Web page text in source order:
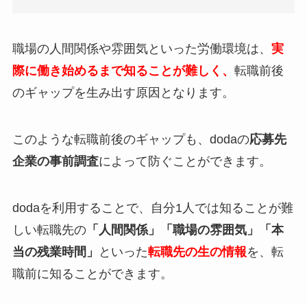
職場の人間関係や雰囲気といった労働環境は、 実
際に働き始めるまで知ることが難しく、 転職前後
のギャップを生み出す原因となります。
このような転職前後のギャップも、dodaの応募先
企業の事前調査によって防ぐことができます。
dodaを利用することで、自分1人では知ることが難
しい転職先の「人間関係」
「職場の雰囲気」「本
当の残業時間」
といった転職先の生の情報を、転
職前に知ることができます。